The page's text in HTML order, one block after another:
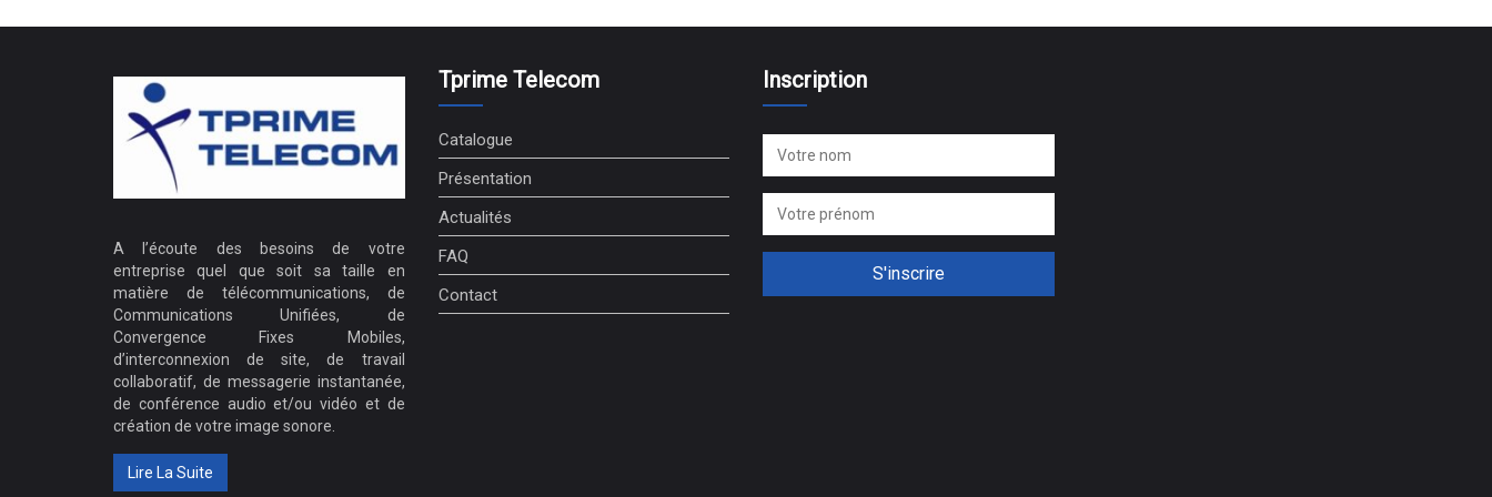
A l’écoute des besoins de votre
entreprise quel que soit sa taille en
matière de télécommunications, de
Communications Unifiées, de
Convergence Fixes Mobiles,
d’interconnexion de site, de travail
collaboratif, de messagerie instantanée,
de conférence audio et/ou vidéo et de
création de votre image sonore.
Lire La Suite
Tprime Telecom
Catalogue
Présentation
Actualités
FAQ
Contact
Inscription